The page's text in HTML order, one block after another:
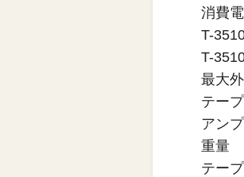
消費
T-
T-
最大
テー
アン
重量
テー